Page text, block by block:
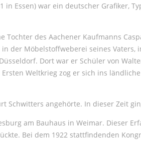
in Essen) war ein deutscher Grafiker,
des Aachener Kaufmanns
Möbelstoffweberei seines
Dort war er Schüler von
Weltkrieg zog er sich ins
angehörte. In dieser Zeit
am Bauhaus in Weimar. Dieser
Bei dem 1922 stattfindenden